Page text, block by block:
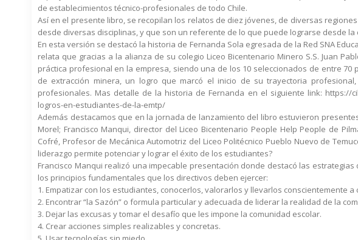
de establecimientos técnico-profesionales de todo Chile.
Así en el presente libro, se recopilan los relatos de diez jóvenes, de diversas
desde diversas disciplinas, y que son un referente de lo que puede lograrse desde la
En esta versión se destacó la historia de Fernanda Sola egresada de la Red SNA
relata que gracias a la alianza de su colegio Liceo Bicentenario Minero S.S. Juan
práctica profesional en la empresa, siendo una de los 10 seleccionados de entre
de extracción minera, un logro que marcó el inicio de su trayectoria
profesionales. Mas detalle de la historia de Fernanda en el siguiente link: https://
logros-en-estudiantes-de-la-emtp/
Además destacamos que en la jornada de lanzamiento del libro estuvieron
Morel; Francisco Manqui, director del Liceo Bicentenario People Help People de
Cofré, Profesor de Mecánica Automotriz del Liceo Politécnico Pueblo Nuevo de
liderazgo permite potenciar y lograr el éxito de los estudiantes?
Francisco Manqui realizó una impecable presentación donde destacó las
los principios fundamentales que los directivos deben ejercer:
1. Empatizar con los estudiantes, conocerlos, valorarlos y llevarlos conscientemente a
2. Encontrar “la Sazón” o formula particular y adecuada de liderar la realidad de la
3. Dejar las excusas y tomar el desafío que les impone la comunidad escolar.
4. Crear acciones simples realizables y concretas.